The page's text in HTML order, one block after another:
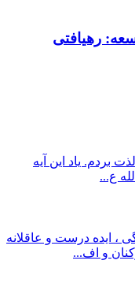
رهیافتی
بردم. یاد این آیه
ع...
، ایده درست و عاقلانه
و اف...